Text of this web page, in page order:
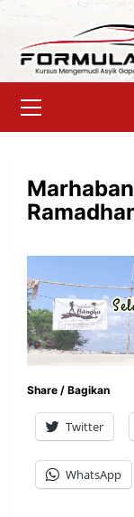
content
Menu
Share / Bagikan
Twitter
WhatsApp